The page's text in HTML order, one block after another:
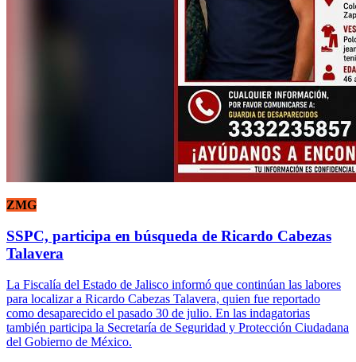
ZMG
SSPC, participa en búsqueda de Ricardo Cabezas
Talavera
La Fiscalía del Estado de Jalisco informó que continúan las labores
para localizar a Ricardo Cabezas Talavera, quien fue reportado
como desaparecido el pasado 30 de julio. En las indagatorias
también participa la Secretaría de Seguridad y Protección Ciudadana
del Gobierno de México.